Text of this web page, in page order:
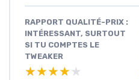
RAPPORT QUALITÉ-PRIX :
INTÉRESSANT, SURTOUT
SI TU COMPTES LE
TWEAKER
★★★★★
★★★★★